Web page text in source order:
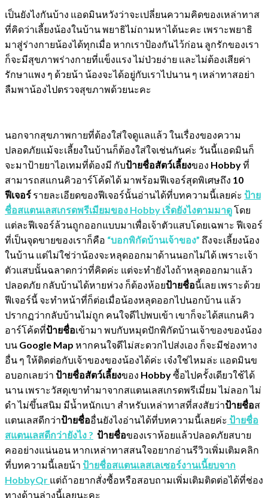
เป็นยังไงกันบ้าง แอดมินหวังว่าจะเปลี่ยนความคิดของเหล่าทาส
ที่คิดว่าเลี้ยงน้องในบ้าน พยาธิไม่ถามหาได้นะคะ เพราะพยาธิ
มาสู่ร่างกายน้องได้ทุกเมื่อ หากเราป้องกันไว้ก่อน ลูกรักของเรา
ก็จะมีสุขภาพร่างกายที่แข็งแรง ไม่ป่วยง่าย และไม่ต้องเสียค่า
รักษาแพง ๆ ด้วยน้า น้องจะได้อยู่กับเราไปนาน ๆ เหล่าทาสอย่า
ลืมพาน้องไปตรวจสุขภาพด้วยนะคะ
นอกจากสุขภาพกายที่ต้องใส่ใจดูแลแล้ว ในเรื่องของความ
ปลอดภัยแม้จะเลี้ยงในบ้านก็ต้องใส่ใจเช่นกันค่ะ วันนี้แอดมินก็
จะมาป้ายยาไอเทมที่ต้องมี กับป้ายชื่อสัตว์เลี้ยงของ Hobbyที่
สามารถสแกนคิวอาร์โค้ดได้ มาพร้อมฟีเจอร์สุดพิเศษถึง 10
ฟีเจอร์ รายละเอียดของฟีเจอร์นั้นอ่านได้ที่บทความนี้เลยค่ะ ป้าย
ชื่อสแตนเลสเกรดพรีเมียมของ Hobby เริ่ดยังไงตามมาดูโดย
แต่ละฟีเจอร์ล้วนถูกออกแบบมาเพื่อเจ้าตัวแสบโดยเฉพาะ ฟีเจอร์
ที่เป็นจุดขายของเราก็คือ “บอกพิกัดบ้านเจ้าของ” ถึงจะเลี้ยงน้อง
ในบ้าน แต่ไม่ใช่ว่าน้องจะหลุดออกมาด้านนอกไม่ได้ เพราะเจ้า
ตัวแสบนั้นฉลาดกว่าที่คิดค่ะ แต่จะทำยังไงถ้าหลุดออกมาแล้ว
ปลอดภัย กลับบ้านได้หายห่วง ก็ต้องห้อยป้ายชื่อนี้เลย เพราะด้วย
ฟีเจอร์นี้ จะทำหน้าที่ก็ต่อเมื่อน้องหลุดออกไปนอกบ้าน แล้ว
ปรากฏว่ากลับบ้านไม่ถูก คนใจดีไปพบเข้า เขาก็จะได้สแกนคิว
อาร์โค้ดที่ป้ายชื่อเข้ามา พบกับหมุดปักพิกัดบ้านเจ้าของของน้อง
บน Google Map หากคนใจดีไม่สะดวกไปส่งเอง ก็จะมีช่องทาง
อื่น ๆ ให้ติดต่อกับเจ้าของของน้องได้ค่ะ เจ๋งใช่ไหมล่ะ แอดมินข
อบอกเลยว่า ป้ายชื่อสัตว์เลี้ยงของ Hobbyซื้อไปครั้งเดียวใช้ได้
นาน เพราะวัสดุเขาทำมาจากสแตนเลสเกรดพรีเมี่ยม ไม่ลอก ไม่
ดำ ไม่ขึ้นสนิม มีน้ำหนักเบา สำหรับเหล่าทาสที่สงสัยว่าป้ายชื่อส
แตนเลสดีกว่าป้ายชื่ออื่นยังไงอ่านได้ที่บทความนี้เลยค่ะ ป้ายชื่อ
สแตนเลสดีกว่ายังไง ? ป้ายชื่อของเราห้อยแล้วปลอดภัยสบาย
คออย่างแน่นอน หากเหล่าทาสสนใจอยากอ่านรีวิวเพิ่มเติมคลิก
ที่บทความนี้เลยน้า ป้ายชื่อสแตนเลสเลเซอร์งานเนี้ยบจาก
HobbyQr แต่ถ้าอยากสั่งซื้อหรือสอบถามเพิ่มเติมติดต่อได้ที่ช่อง
ทางด้านล่างนี้เลยนะคะ